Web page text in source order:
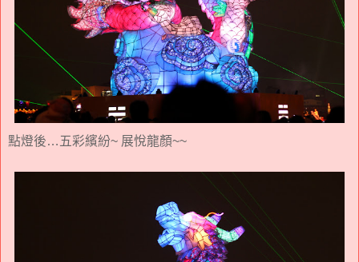
點燈後…五彩繽紛~ 展悅龍顏~~